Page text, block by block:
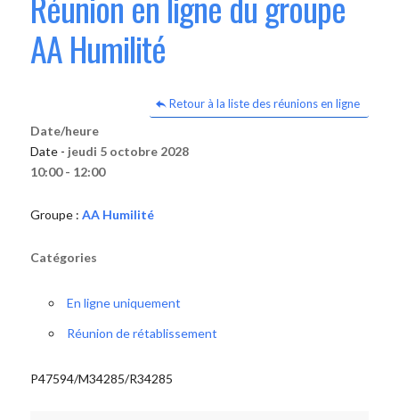
AA Humilité
Retour à la liste des réunions en ligne
Date/heure
Date - jeudi 5 octobre 2028
10:00 - 12:00
Groupe : AA Humilité
Catégories
En ligne uniquement
Réunion de rétablissement
P47594/M34285/R34285